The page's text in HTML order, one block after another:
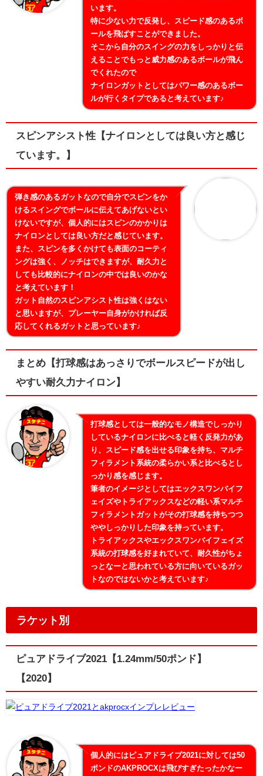
います。
特に少ない力で反発し、スピード感のあるボ
ールを飛ばすことができました。
そこから自分のスイングの力をしっかりと伝
えることでもっと威力感のあるボールが飛ん
でくれたので
ナイロンガットとしてはパワー感のあるボー
ルが行くタイプであると考えています♪
スピンアシスト性【ナイロンとしては良い方と感じ
ています。】
弾き感のあるガットなので自分でスピンをか
けるスイングでボールに伝えてあげないとい
けないですが、個人的にはスピンのかかりは
ナイロンとしては良い方だと感じています。
また、スピンを多くかけても表面のコーティ
ングは強く、ノッチはできますが、耐久力と
しても比較的にナイロンの中では良いのかな
と考えています！
ガット自然のスピンアシスト性は強くはない
と思いますが、プレーヤー自身がかければ反
応してくれるガットと思っています♪
まとめ【打球感はあっさりでボールスピードが出し
やすい耐久力ナイロン】
打球感としては一般的なモノ構造でしっかり
しているナイロンに比べると軽く反発力があ
り、スピード感を出せる印象を持ち、マルチ
フィラメント系統の柔らかい系と比べるとし
っかり感を感じます。
筆者のイメージとしてはエックスワンバイフ
ェイズやトライアックスなどの軽い系マルチ
フィラメントガットがその打球感を持ちつつ
ややしっかりした印象を持っています。
トライアックスやエックスワンバイフェイズ
系統の打球感を好まれていて、耐久性がちょ
っとなーと思われている方に向いているガッ
トなのではないかと考えています♪
ラケット別
ピュアドライブ2021【1.24mm/50ポンド】
【2020】
個人的にはピュアドライブ2021に対しては50
ポンドのAKPROCXは飛びすぎたったかなー